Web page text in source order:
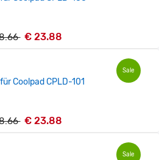
€ 23.88
Sale
Coolpad CPLD-101
€ 23.88
Sale